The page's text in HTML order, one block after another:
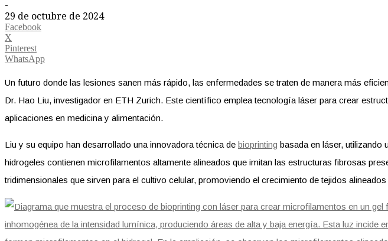
-
29 de octubre de 2024
Facebook
X
Pinterest
WhatsApp
Un futuro donde las lesiones sanen más rápido, las enfermedades se traten de manera más
Dr. Hao Liu, investigador en ETH Zurich. Este científico emplea tecnología láser para crear
aplicaciones en medicina y alimentación.
Liu y su equipo han desarrollado una innovadora técnica de bioprinting basada en láser, utilizando
hidrogeles contienen microfilamentos altamente alineados que imitan las estructuras fibrosas
tridimensionales que sirven para el cultivo celular, promoviendo el crecimiento de tejidos